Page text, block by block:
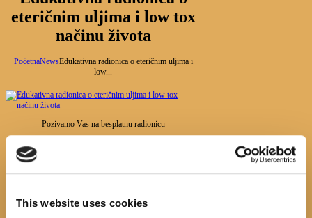
This website uses cookies
eteričnim uljima i low tox
načinu života
PočetnaNewsEdukativna radionica o eteričnim uljima i
low...
Pozivamo Vas na besplatnu radionicu
kvalitetan i prirodan proizvod koji će Vas opustiti i utjecati
na Vaše raspoloženje.